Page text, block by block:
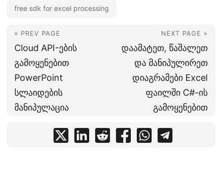
free sdk for excel processing
« PREV PAGE
Cloud API-ების
გამოყენებით
PowerPoint
სლაიდების
მანიპულაცია
NEXT PAGE »
დაამატეთ, წაშალეთ
და მანიპულირეთ
დიაგრამები Excel
ფაილში C#-ის
გამოყენებით